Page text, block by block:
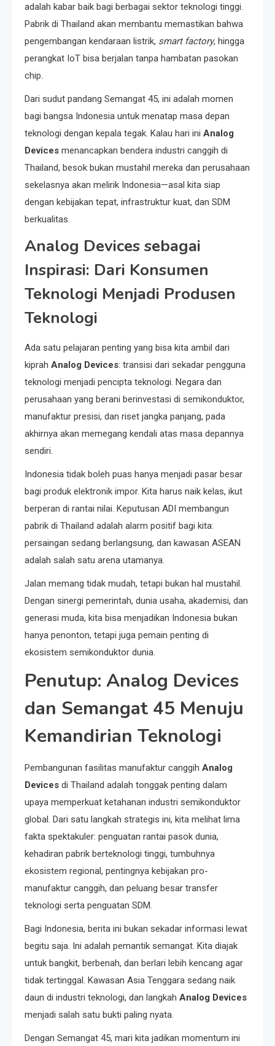
adalah kabar baik bagi berbagai sektor teknologi tinggi.
Pabrik di Thailand akan membantu memastikan bahwa
pengembangan kendaraan listrik, smart factory, hingga
perangkat IoT bisa berjalan tanpa hambatan pasokan
chip.
Dari sudut pandang Semangat 45, ini adalah momen
bagi bangsa Indonesia untuk menatap masa depan
teknologi dengan kepala tegak. Kalau hari ini Analog
Devices menancapkan bendera industri canggih di
Thailand, besok bukan mustahil mereka dan perusahaan
sekelasnya akan melirik Indonesia—asal kita siap
dengan kebijakan tepat, infrastruktur kuat, dan SDM
berkualitas.
Analog Devices sebagai
Inspirasi: Dari Konsumen
Teknologi Menjadi Produsen
Teknologi
Ada satu pelajaran penting yang bisa kita ambil dari
kiprah Analog Devices: transisi dari sekadar pengguna
teknologi menjadi pencipta teknologi. Negara dan
perusahaan yang berani berinvestasi di semikonduktor,
manufaktur presisi, dan riset jangka panjang, pada
akhirnya akan memegang kendali atas masa depannya
sendiri.
Indonesia tidak boleh puas hanya menjadi pasar besar
bagi produk elektronik impor. Kita harus naik kelas, ikut
berperan di rantai nilai. Keputusan ADI membangun
pabrik di Thailand adalah alarm positif bagi kita:
persaingan sedang berlangsung, dan kawasan ASEAN
adalah salah satu arena utamanya.
Jalan memang tidak mudah, tetapi bukan hal mustahil.
Dengan sinergi pemerintah, dunia usaha, akademisi, dan
generasi muda, kita bisa menjadikan Indonesia bukan
hanya penonton, tetapi juga pemain penting di
ekosistem semikonduktor dunia.
Penutup: Analog Devices
dan Semangat 45 Menuju
Kemandirian Teknologi
Pembangunan fasilitas manufaktur canggih Analog
Devices di Thailand adalah tonggak penting dalam
upaya memperkuat ketahanan industri semikonduktor
global. Dari satu langkah strategis ini, kita melihat lima
fakta spektakuler: penguatan rantai pasok dunia,
kehadiran pabrik berteknologi tinggi, tumbuhnya
ekosistem regional, pentingnya kebijakan pro-
manufaktur canggih, dan peluang besar transfer
teknologi serta penguatan SDM.
Bagi Indonesia, berita ini bukan sekadar informasi lewat
begitu saja. Ini adalah pemantik semangat. Kita diajak
untuk bangkit, berbenah, dan berlari lebih kencang agar
tidak tertinggal. Kawasan Asia Tenggara sedang naik
daun di industri teknologi, dan langkah Analog Devices
menjadi salah satu bukti paling nyata.
Dengan Semangat 45, mari kita jadikan momentum ini